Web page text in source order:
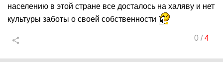
населению в этой стране все досталось на халяву и нет
культуры заботы о своей собственности
0/4